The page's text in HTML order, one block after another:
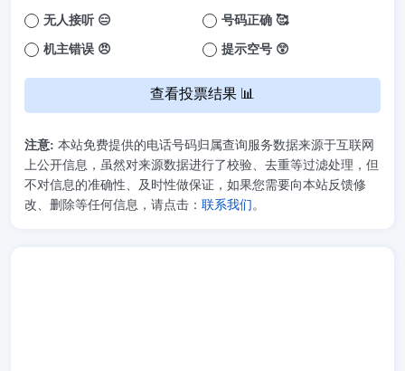
无人接听 😑 号码正确 🥰
机主错误 😠 提示空号 😲
查看投票结果 📊
注意: 本站免费提供的电话号码归属查询服务数据来源于互联网
上公开信息，虽然对来源数据进行了校验、去重等过滤处理，但
不对信息的准确性、及时性做保证，如果您需要向本站反馈修
改、删除等任何信息，请点击： 联系我们 。